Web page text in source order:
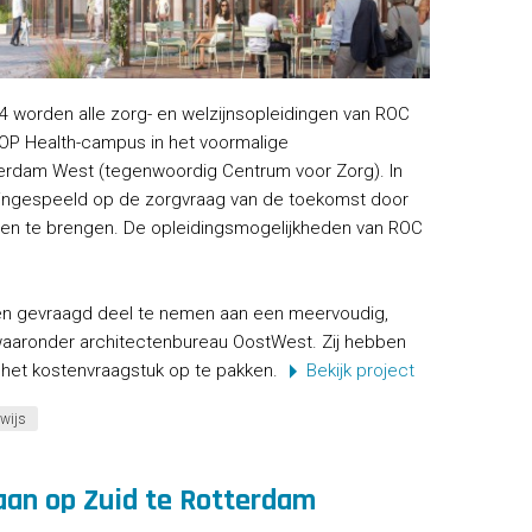
worden alle zorg- en welzijnsopleidingen van ROC
Health-campus in het voormalige
West (tegenwoordig Centrum voor Zorg). In
op de zorgvraag van de toekomst door
te brengen. De opleidingsmogelijkheden van ROC
gevraagd deel te nemen aan een meervoudig,
architectenbureau OostWest. Zij hebben
kostenvraagstuk op te pakken.
Bekijk project
op Zuid te Rotterdam